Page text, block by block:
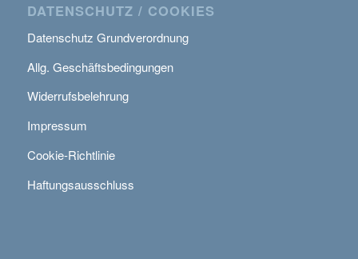
DATENSCHUTZ / COOKIES
Datenschutz Grundverordnung
Allg. Geschäftsbedingungen
Widerrufsbelehrung
Impressum
Cookie-Richtlinie
Haftungsausschluss